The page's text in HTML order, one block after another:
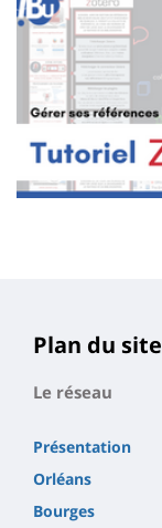
page
principale
Plan du site
Le réseau
Présentation
Orléans
Bourges